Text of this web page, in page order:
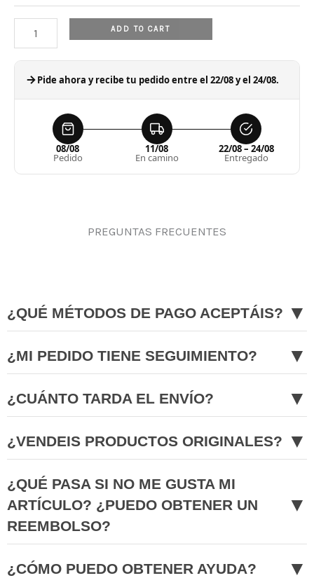
ADD TO CART
Pide ahora y recibe tu pedido entre el 22/08 y el 24/08.
08/08
Pedido
11/08
En camino
22/08 – 24/08
Entregado
PREGUNTAS FRECUENTES
¿QUÉ MÉTODOS DE PAGO ACEPTÁIS? ▼
¿MI PEDIDO TIENE SEGUIMIENTO? ▼
¿CUÁNTO TARDA EL ENVÍO? ▼
¿VENDEIS PRODUCTOS ORIGINALES? ▼
¿QUÉ PASA SI NO ME GUSTA MI
ARTÍCULO? ¿PUEDO OBTENER UN
REEMBOLSO?
▼
¿CÓMO PUEDO OBTENER AYUDA? ▼